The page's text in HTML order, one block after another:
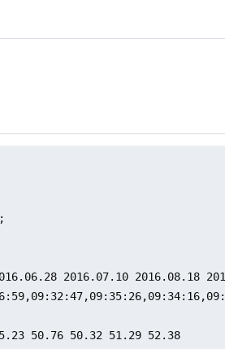
2016.07.10 2016.08.18
50.76 50.32 51.29 52.38